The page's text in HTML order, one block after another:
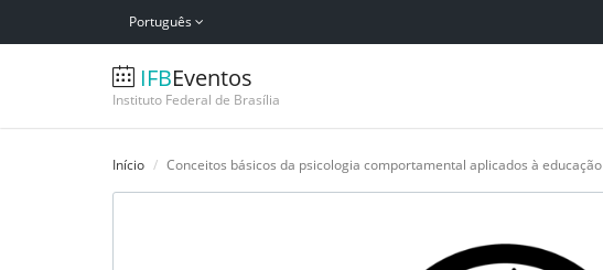
Português
IFBEventos
Instituto Federal de Brasília
Início Conceitos básicos da psicologia comportamental aplicados à educação